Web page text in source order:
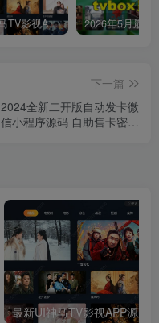
最新UI神马TV影视APP源码 乐檬影视苹果CMS后台 包含前后端源码
下一篇
2024全新二开版自动发卡微
信小程序源码 自助售卡密系